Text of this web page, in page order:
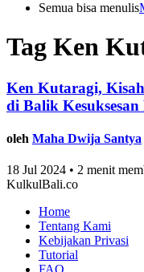
Semua bisa menulis
Tag Ken
Ken Kutaragi,
di Balik
oleh Maha Dwija Santya
18 Jul 2024 • 2 menit
KulkulBali.co
Home
Tentang Kami
Kebijakan Privasi
Tutorial